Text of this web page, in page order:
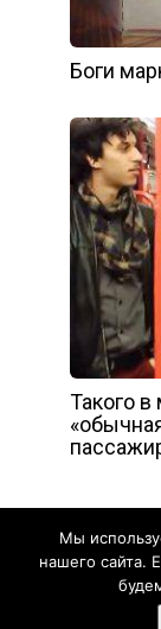
Боги
Такого
Мы
нашего сайта.